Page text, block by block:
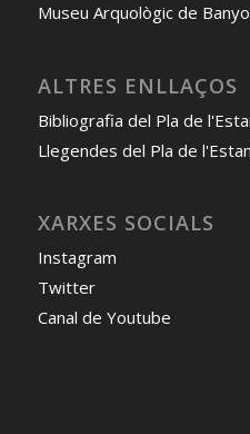
Museu Arquològic de
ALTRES ENLLAÇOS
Bibliografia del Pla de
Llegendes del Pla de
XARXES SOCIALS
Instagram
Twitter
Canal de Youtube